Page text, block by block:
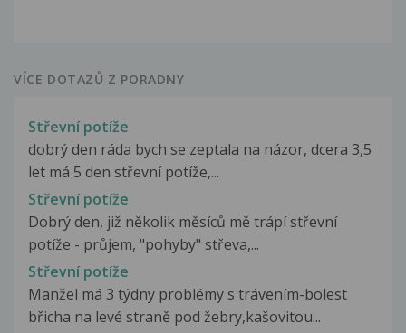
VÍCE DOTAZŮ Z PORADNY
Střevní potíže
dobrý den ráda bych se zeptala na názor, dcera 3,5
let má 5 den střevní potíže,...
Střevní potíže
Dobrý den, již několik měsíců mě trápí střevní
potíže - průjem, "pohyby" střeva,...
Střevní potíže
Manžel má 3 týdny problémy s trávením-bolest
břicha na levé straně pod žebry,kašovitou...